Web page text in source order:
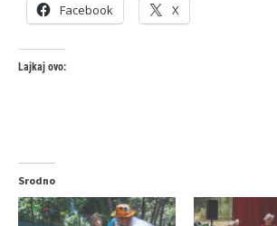
Facebook X
Lajkaj ovo:
Srodno